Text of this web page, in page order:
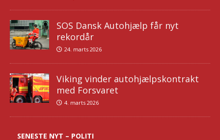
SOS Dansk Autohjælp får nyt
rekordår
24. marts 2026
Viking vinder autohjælpskontrakt
med Forsvaret
4. marts 2026
SENESTE NYT – POLITI